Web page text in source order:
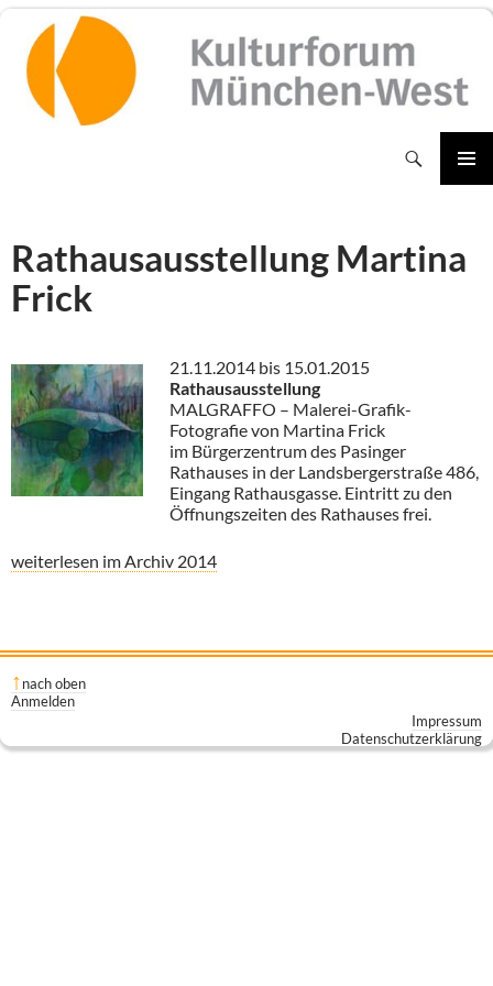
Inhalt
springen
Rathausausstellung Martina
Frick
21.11.2014 bis 15.01.2015
Rathausausstellung
MALGRAFFO – Malerei-Grafik-
Fotografie von Martina Frick
im Bürgerzentrum des Pasinger
Rathauses in der Landsbergerstraße 486,
Eingang Rathausgasse. Eintritt zu den
Öffnungszeiten des Rathauses frei.
weiterlesen im Archiv 2014
nach oben
Anmelden
Impressum
Datenschutzerklärung